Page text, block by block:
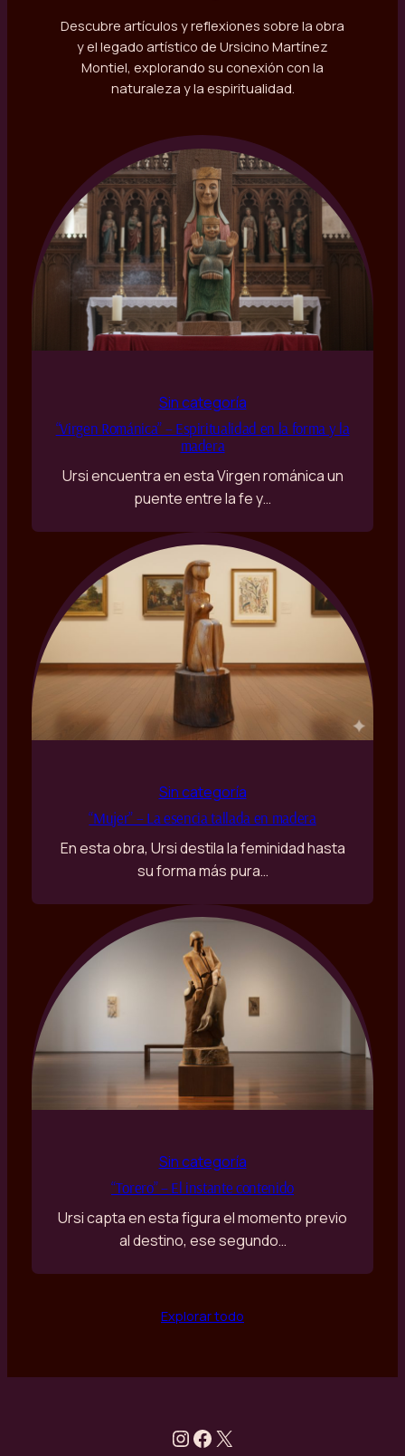
Descubre artículos y reflexiones sobre la obra
y el legado artístico de Ursicino Martínez
Montiel, explorando su conexión con la
naturaleza y la espiritualidad.
Sin categoría
“Virgen Románica” – Espiritualidad en la forma y la
madera
Ursi encuentra en esta Virgen románica un
puente entre la fe y…
Sin categoría
“Mujer” – La esencia tallada en madera
En esta obra, Ursi destila la feminidad hasta
su forma más pura…
Sin categoría
“Torero” – El instante contenido
Ursi capta en esta figura el momento previo
al destino, ese segundo…
Explorar todo
Instagram
Facebook
X